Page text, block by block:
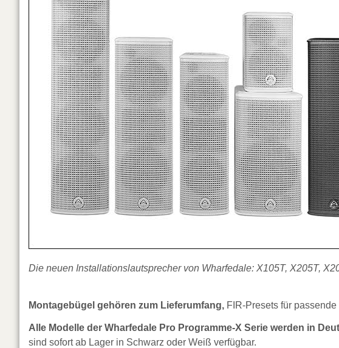
Die neuen Installationslautsprecher von Wharfedale: X105T, X205T,
Montagebügel gehören zum Lieferumfang, FIR-Presets für
Alle Modelle der Wharfedale Pro Programme-X Serie werden in
sind sofort ab Lager in Schwarz oder Weiß verfügbar.